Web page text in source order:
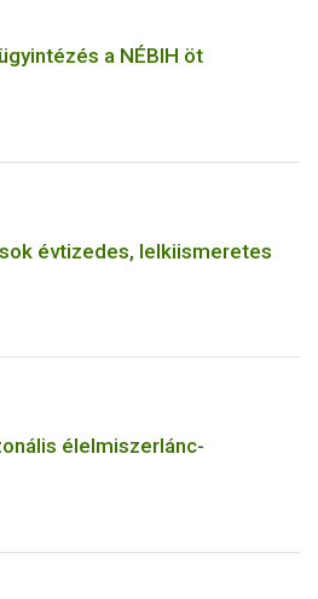
a NÉBIH öt
évtizedes, lelkiismeretes
élelmiszerlánc-